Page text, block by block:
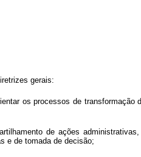
gerais:
os processos de
de ações
e de tomada de decisão;